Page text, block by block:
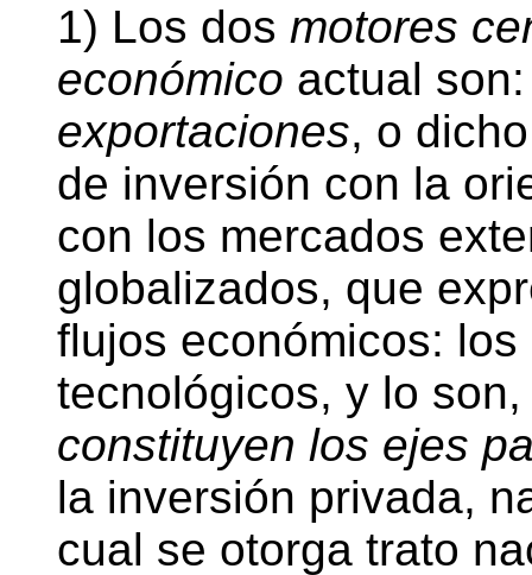
1) Los dos motores
económico actual
exportaciones, o
de inversión con la
con los mercados
globalizados, que
flujos económicos:
tecnológicos, y lo
constituyen los ejes
la inversión privada,
cual se otorga trato